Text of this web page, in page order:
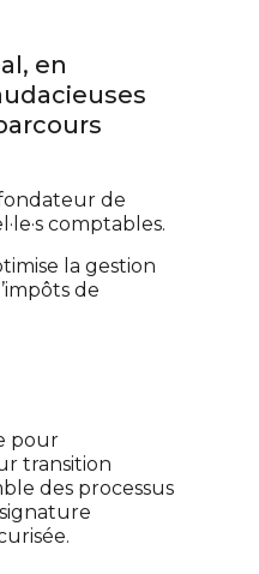
en
de
comptables.
la gestion
de
pour
transition
des processus